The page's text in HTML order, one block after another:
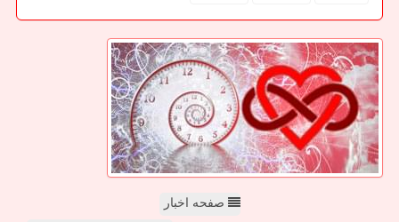
صفحه اخبار